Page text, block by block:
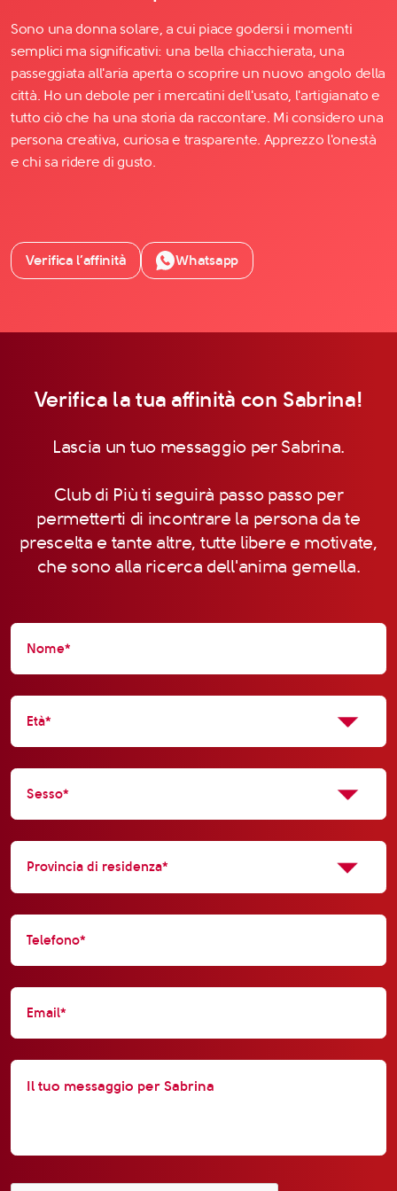
Sono una donna solare, a cui piace godersi i momenti
semplici ma significativi: una bella chiacchierata, una
passeggiata all'aria aperta o scoprire un nuovo angolo della
città. Ho un debole per i mercatini dell'usato, l'artigianato e
tutto ciò che ha una storia da raccontare. Mi considero una
persona creativa, curiosa e trasparente. Apprezzo l'onestà
e chi sa ridere di gusto.
Verifica l’affinità Whatsapp
Verifica la tua affinità con Sabrina!
Lascia un tuo messaggio per Sabrina.
Club di Più ti seguirà passo passo per
permetterti di incontrare la persona da te
prescelta e tante altre, tutte libere e motivate,
che sono alla ricerca dell'anima gemella.